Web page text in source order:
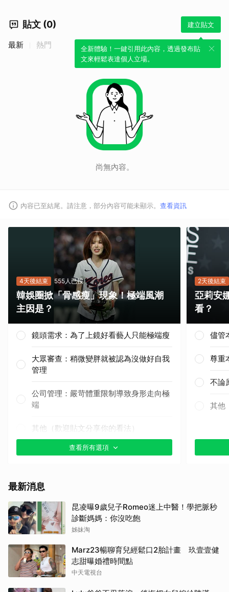
貼文 (0) 建立貼文
全新體驗！一鍵引用此內容，透過發布貼
文來輕鬆表達個人立場。
最新 熱門
尚無內容。
內容已至結尾。請注意，部分內容可能未顯示。 查看資訊
4天後結束 555人已投
韓娛圈掀「骨感瘦」現象！極端風潮
主因是？
鏡頭需求：為了上鏡好看藝人只能極端瘦
大眾審查：稍微變胖就被認為沒做好自我
管理
公司管理：嚴苛體重限制導致身形走向極
端
其他（歡迎貼文分享你的看法）
查看所有選項
2天後結束
亞莉安
看？
儘管
尊重
不論
其他
最新消息
昆凌曝9歲兒子Romeo迷上中醫！學把脈秒
診斷媽媽：你沒吃飽
姊妹淘
Marz23暢聊育兒經鬆口2胎計畫 玖壹壹健
志甜曝婚禮時間點
中天電視台